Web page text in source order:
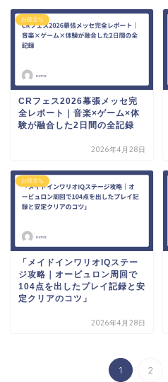
お役立ち
CRフェス2026幕張メッセ完
全レポート｜音楽×ゲーム×体
験が融合した2日間の全記録
2026年4月28日
お役立ち
「メイドインワリオIQステー
ジ攻略｜オービュロン周回で
104点を出したプレイ記録と安
定クリアのコツ」
2026年4月28日
1 2